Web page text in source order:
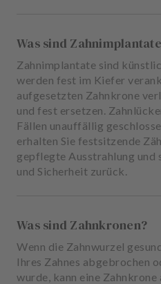
Was sind
Zahnimplantate sind
werden fest im Kiefer
aufgesetzten Zahnkrone
und fest ersetzen.
Fällen unauffällig
erhalten Sie festsitzende
gepflegte Ausstrahlung und
und Sicherheit zurück.
Was sind Zahnkronen?
Wenn die Zahnwurzel
Ihres Zahnes abgebrochen
wurde, kann eine